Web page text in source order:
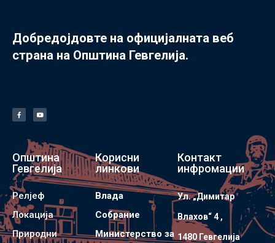
Добредојдовте на официјалната веб
страна на Општина Гевгелија.
Општина
Гевгелија
Релјеф
Локација
Природни
Корисни
линкови
Влада
Собрание
Министерство за
Контакт
инфромации
Ул. „Димитар
Влахов“ 4 ,
1480 Гевгелијa